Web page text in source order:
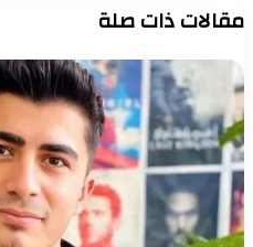
مقالات ذات صلة